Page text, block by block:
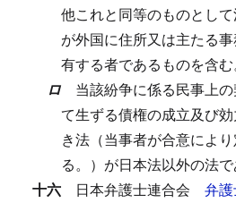
他これと同等のものとし
が外国に住所又は主たる
有する者であるものを含む
ロ 当該紛争に係る民事上
て生ずる債権の成立及び
き法（当事者が合意によ
る。）が日本法以外の法
十六 日本弁護士連合会 弁